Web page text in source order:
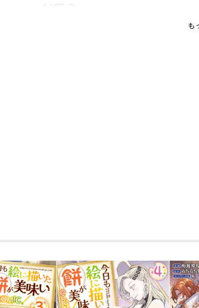
無自覚な愛され少年の“お絵も